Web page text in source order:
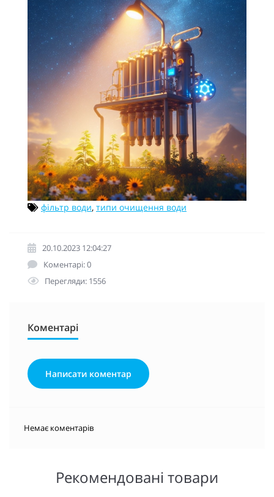
фільтр води, типи очищення води
20.10.2023 12:04:27
Коментарі: 0
Перегляди: 1556
Коментарі
Написати коментар
Немає коментарів
Рекомендовані товари